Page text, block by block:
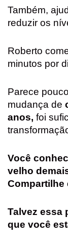
Também,
reduzir os
Roberto
minutos por
Parece
mudança de
anos, foi
Você
velho
Compartilhe
Talvez essa
que você